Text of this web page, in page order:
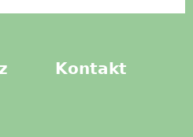
Kontakt